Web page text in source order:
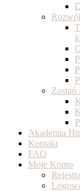
Zostań
Akademia
Kontakt
FAQ
Moje Konto